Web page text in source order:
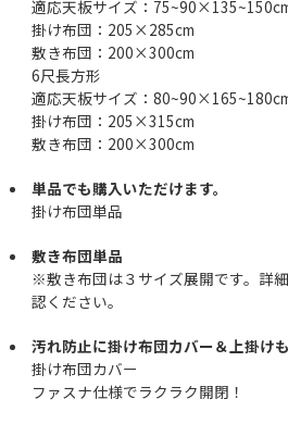
適応天板サイズ：
掛け布団：205×285cm
敷き布団：200×300cm
6尺長方形
適応天板サイズ：
掛け布団：205×315cm
敷き布団：200×300cm
単品でも購入いただけます。
掛け布団単品
敷き布団単品
※敷き布団は３サイズ展開です。詳
認ください。
汚れ防止に掛け布団カバー＆上掛け
掛け布団カバー
ファスナ仕様でラクラク開閉！